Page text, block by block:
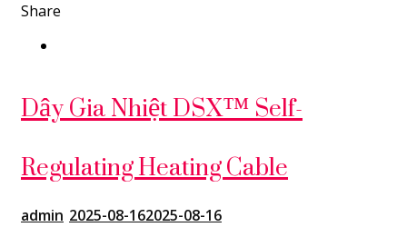
Share
Dây Gia Nhiệt DSX™ Self-
Regulating Heating Cable
admin 2025-08-162025-08-16